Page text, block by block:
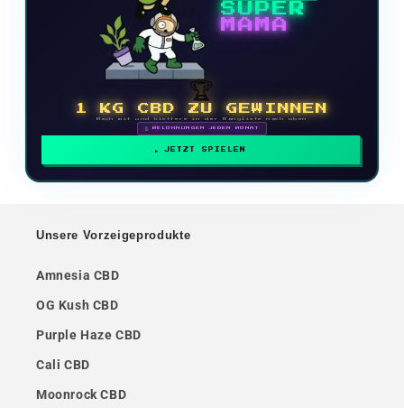
SUPER
MAMA
🏆
1 KG CBD ZU GEWINNEN
Mach mit und klettere in der Rangliste nach oben
🗓 BELOHNUNGEN JEDEN MONAT
JETZT SPIELEN
Unsere Vorzeigeprodukte
Amnesia CBD
OG Kush CBD
Purple Haze CBD
Cali CBD
Moonrock CBD